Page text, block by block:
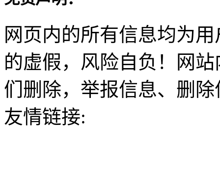
网页内的所有信息均为
的虚假，风险自负！网
们删除，举报信息、删
友情链接: